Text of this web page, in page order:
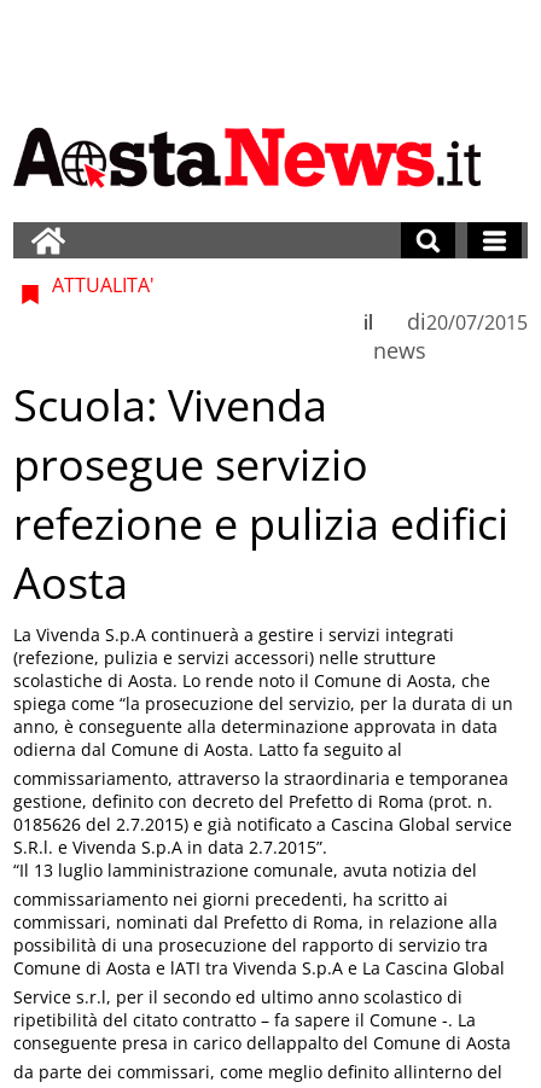
ATTUALITA'
di
news
il 20/07/2015
Scuola: Vivenda
prosegue servizio
refezione e pulizia edifici
Aosta
La Vivenda S.p.A continuerà a gestire i servizi integrati
(refezione, pulizia e servizi accessori) nelle strutture
scolastiche di Aosta. Lo rende noto il Comune di Aosta, che
spiega come “la prosecuzione del servizio, per la durata di un
anno, è conseguente alla determinazione approvata in data
odierna dal Comune di Aosta. Latto fa seguito al
commissariamento, attraverso la straordinaria e temporanea
gestione, definito con decreto del Prefetto di Roma (prot. n.
0185626 del 2.7.2015) e già notificato a Cascina Global service
S.R.l. e Vivenda S.p.A in data 2.7.2015”.
“Il 13 luglio lamministrazione comunale, avuta notizia del
commissariamento nei giorni precedenti, ha scritto ai
commissari, nominati dal Prefetto di Roma, in relazione alla
possibilità di una prosecuzione del rapporto di servizio tra
Comune di Aosta e lATI tra Vivenda S.p.A e La Cascina Global
Service s.r.l, per il secondo ed ultimo anno scolastico di
ripetibilità del citato contratto – fa sapere il Comune -. La
conseguente presa in carico dellappalto del Comune di Aosta
da parte dei commissari, come meglio definito allinterno del